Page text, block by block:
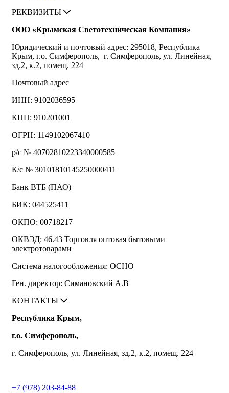
РЕКВИЗИТЫ
ООО «Крымская Светотехническая Компания»
Юридический и почтовый адрес: 295018, Республика
Крым, г.о. Симферополь, г. Симферополь, ул. Линейная,
зд.2, к.2, помещ. 224
Почтовый адрес
ИНН: 9102036595
КПП: 910201001
ОГРН: 1149102067410
р/с № 40702810223340000585
К/с № 30101810145250000411
Банк ВТБ (ПАО)
БИК: 044525411
ОКПО: 00718217
ОКВЭД: 46.43 Торговля оптовая бытовыми
электротоварами
Система налогообложения: ОСНО
Ген. директор: Симановский А.В
КОНТАКТЫ
Республика Крым,
г.о. Симферополь,
г. Симферополь, ул. Линейная, зд.2, к.2, помещ. 224
+7 (978) 203-84-88